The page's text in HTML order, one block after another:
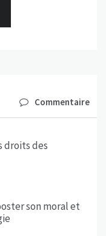
Commentaire
droits des
son moral et